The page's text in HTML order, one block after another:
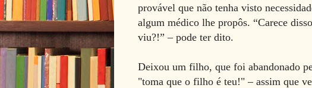
provável que não tenha visto
algum médico lhe propôs. “Carece
viu?!” – pode ter dito.
Deixou um filho, que foi abandonado
"toma que o filho é teu!" – assim que